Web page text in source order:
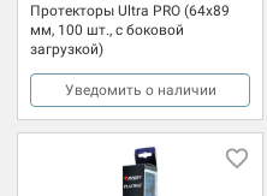
Протекторы Ultra PRO (64x89
мм, 100 шт., с боковой
загрузкой)
Уведомить о наличии